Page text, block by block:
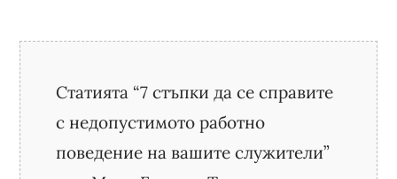
Статията “7 стъпки да се справите
с недопустимото работно
поведение на вашите служители”